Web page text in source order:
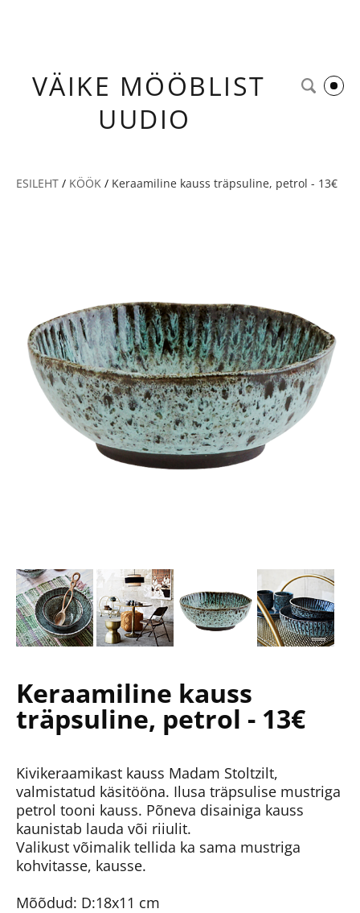
VÄIKE MÖÖBLIST
UUDIO
ESILEHT / KÖÖK / Keraamiline kauss träpsuline, petrol - 13€
Keraamiline kauss
träpsuline, petrol - 13€
Kivikeraamikast kauss Madam Stoltzilt,
valmistatud käsitööna. Ilusa träpsulise mustriga
petrol tooni kauss. Põneva disainiga kauss
kaunistab lauda või riiulit.
Valikust võimalik tellida ka sama mustriga
kohvitasse, kausse.
Mõõdud: D:18x11 cm